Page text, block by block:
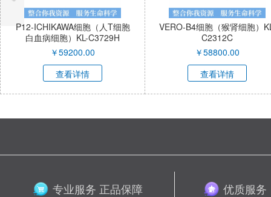
P12-ICHIKAWA细胞（人T细胞
白血病细胞）KL-C3729H
￥59200.00
查看详情
VERO-B4细胞（猴肾细胞）
C2312C
￥58800.00
查看详情
专业服务 正品保障 优质服务